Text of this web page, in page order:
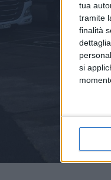
tua
tramite
finalità
si